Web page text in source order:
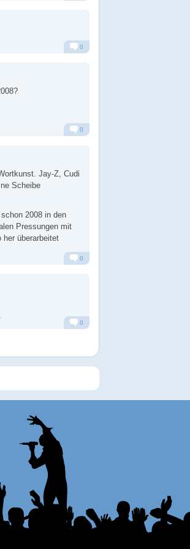
0
0
Jay-Z, Cudi
Scheibe
2008 in den
Pressungen mit
her überarbeitet
0
0
Speichern